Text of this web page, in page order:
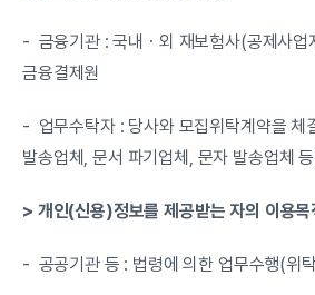
-  금융기관 : 국내ㆍ외 재보험사(공제사
금융결제원
-  업무수탁자 : 당사와 모집위탁계약을 체
발송업체, 문서 파기업체, 문자 발송업체
> 개인(신용)정보를 제공받는 자의 이용목
-  공공기관 등 : 법령에 의한 업무수행(위